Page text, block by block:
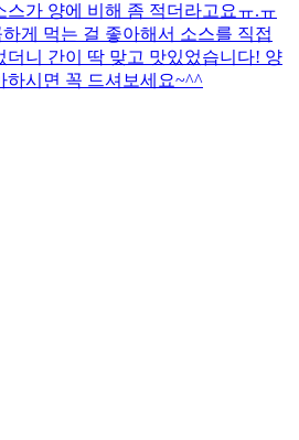
스가 양에 비해 좀 적더라고요ㅠ.ㅠ
게 먹는 걸 좋아해서 소스를 직접
더니 간이 딱 맞고 맛있었습니다! 양
하시면 꼭 드셔보세요~^^